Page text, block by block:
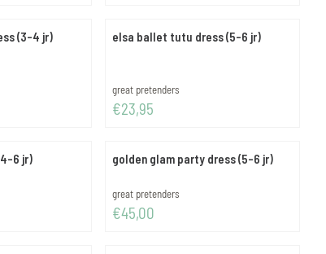
(3-4 jr) elsa ballet tutu dress (5-6 jr)
Merk:
great pretenders
Prijs: 23,95
€23,95
6 jr) golden glam party dress (5-6 jr)
Merk:
great pretenders
Prijs: 45,00
€45,00